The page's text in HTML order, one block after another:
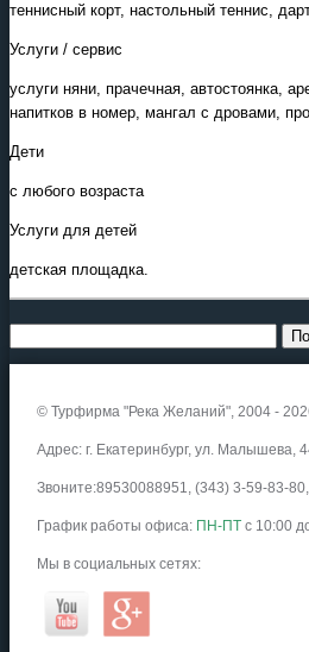
теннисный корт, настольный теннис,
Услуги / сервис
услуги няни, прачечная, автостоянка,
напитков в номер, мангал с дровами,
Дети
с любого возраста
Услуги для детей
детская площадка.
© Турфирма "Река Желаний", 2004 -
Адрес: г. Екатеринбург, ул.
Звоните:89530088951, (343) 3-59-83-
График работы офиса: ПН-ПТ с 10:00
Мы в социальных сетях: